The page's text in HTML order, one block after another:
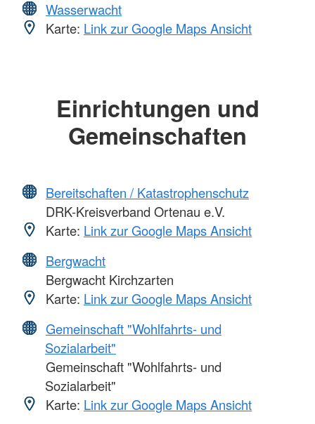
Wasserwacht
Karte: Link zur Google Maps Ansicht
Einrichtungen und
Gemeinschaften
Bereitschaften / Katastrophenschutz
DRK-Kreisverband Ortenau e.V.
Karte: Link zur Google Maps Ansicht
Bergwacht
Bergwacht Kirchzarten
Karte: Link zur Google Maps Ansicht
Gemeinschaft "Wohlfahrts- und
Sozialarbeit"
Gemeinschaft "Wohlfahrts- und
Sozialarbeit"
Karte: Link zur Google Maps Ansicht